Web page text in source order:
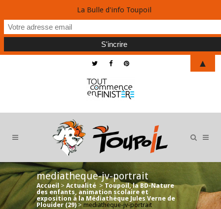
mediatheque-jv-portrait
Accueil > Actualité > Toupoil, la BD-Nature
des enfants, animation scolaire et
exposition à la Médiathèque Jules Verne de
Plouider (29) > mediatheque-jv-portrait
La Bulle d'info Toupoil
▲